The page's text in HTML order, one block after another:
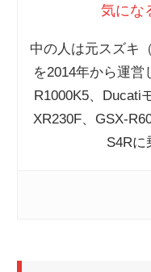
気にな
中の人は元スズキ
を2014年から運
R1000K5、Ducati
XR230F、GSX-
S4Rに